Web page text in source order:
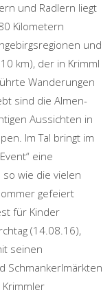
und Radlern liegt
Kilometern
und
km), der in Krimml
Wanderungen
sind die Almen-
Aussichten in
Im Tal bringt im
eine
wie die vielen
gefeiert
für Kinder
(14.08.16),
seinen
Schmankerlmärkten